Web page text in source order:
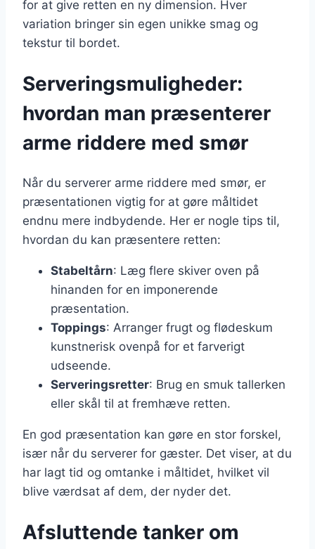
for at give retten en ny dimension. Hver
variation bringer sin egen unikke smag og
tekstur til bordet.
Serveringsmuligheder:
hvordan man præsenterer
arme riddere med smør
Når du serverer arme riddere med smør, er
præsentationen vigtig for at gøre måltidet
endnu mere indbydende. Her er nogle tips til,
hvordan du kan præsentere retten:
Stabeltårn: Læg flere skiver oven på
hinanden for en imponerende
præsentation.
Toppings: Arranger frugt og flødeskum
kunstnerisk ovenpå for et farverigt
udseende.
Serveringsretter: Brug en smuk tallerken
eller skål til at fremhæve retten.
En god præsentation kan gøre en stor forskel,
især når du serverer for gæster. Det viser, at du
har lagt tid og omtanke i måltidet, hvilket vil
blive værdsat af dem, der nyder det.
Afsluttende tanker om